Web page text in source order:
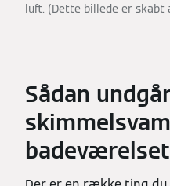
luft. (Dette billede er skabt
Sådan
badeværelset